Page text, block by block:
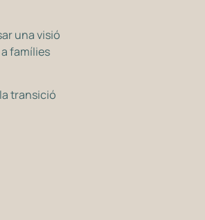
una visió
famílies
transició